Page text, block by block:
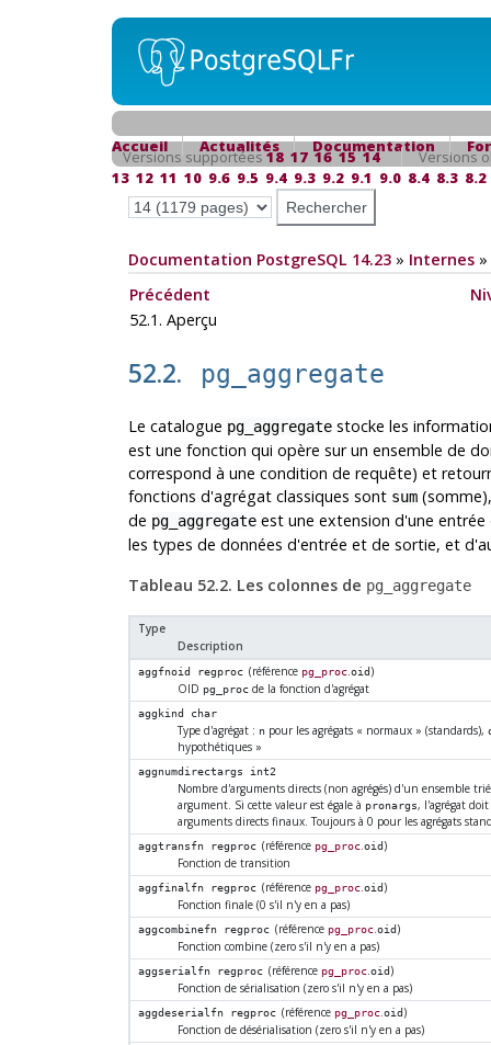
Accueil Actualités Documentation
Versions supportées18 17 16 15 14
Versions
13 12 11 10 9.6 9.5 9.4 9.3 9.2 9.1 9.0 8.4 8.3 8.2
Documentation PostgreSQL 14.23» Internes»
Précédent
52.1. Aperçu
52.2. pg_aggregate
Le catalogue pg_aggregatestocke les
est une fonction qui opère sur un ensemble de
correspond à une condition de requête) et
fonctions d'agrégat classiques sont sum
de pg_aggregateest une extension d'une
les types de données d'entrée et de sortie, et
Tableau 52.2. Les colonnes de pg_aggregate
Type
Description
aggfnoid regproc (référence pg_proc.oid)
OID pg_procde la fonction d'agrégat
aggkind char
Type d'agrégat : npour les agrégats « normaux» (standards),
hypothétiques»
aggnumdirectargs int2
Nombre d'arguments directs (non agrégés) d'un ensemble
argument. Si cette valeur est égale à pronargs, l'agrégat
arguments directs finaux. Toujours à 0 pour les agrégats
aggtransfn regproc (référence pg_proc.oid)
Fonction de transition
aggfinalfn regproc (référence pg_proc.oid)
Fonction finale (0 s'il n'y en a pas)
aggcombinefn regproc (référence pg_proc.oid)
Fonction combine (zero s'il n'y en a pas)
aggserialfn regproc (référence pg_proc.oid)
Fonction de sérialisation (zero s'il n'y en a pas)
aggdeserialfn regproc (référence pg_proc.oid)
Fonction de désérialisation (zero s'il n'y en a pas)